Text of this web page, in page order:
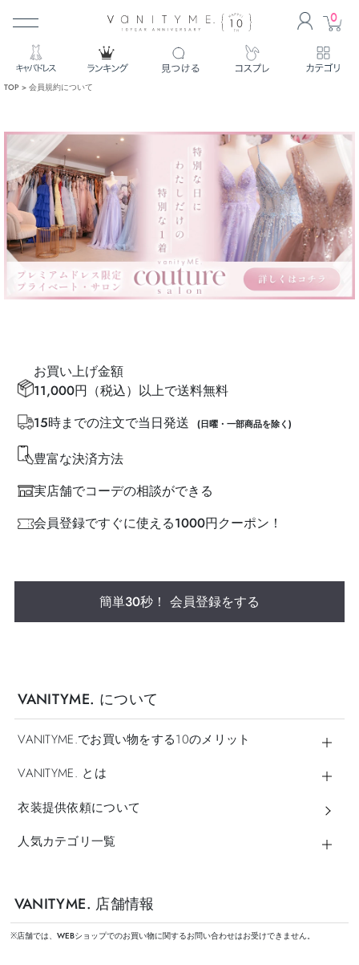
0
TOP 会員規約について
お買い上げ金額
11,000円（税込）以上で送料無料
15時までの注文で当日発送
(日曜・一部商品を除く)
豊富な決済方法
実店舗でコーデの相談ができる
会員登録ですぐに使える1000円クーポン！
簡単30秒！ 会員登録をする
VANITYME. について
VANITYME.でお買い物をする10のメリット
VANITYME. とは
衣装提供依頼について
人気カテゴリ一覧
VANITYME. 店舗情報
※店舗では、WEBショップでのお買い物に関するお問い合わせはお受けできません。